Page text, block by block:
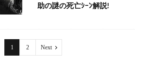
助の謎の死亡ｼｰﾝ解説!
1 2 Next